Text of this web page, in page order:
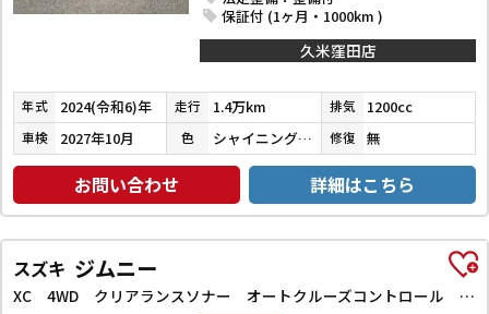
保証付 (1ヶ月・1000km )
久米窪田店
年式 2024(令和6)年 走行 1.4万km 排気 1200cc
車検 2027年10月 色 シャイニングホワイトパール／ブラックマイカメタリック 修復 無
お問い合わせ 詳細はこちら
スズキ ジムニー
XC 4WD クリアランスソナー オートクルーズコントロール レーンアシスト 衝突被害軽減システム オートライト ヘッドライトウォッシャー スマートキー アイドリングストップ 電動格納ミラー シートヒーター